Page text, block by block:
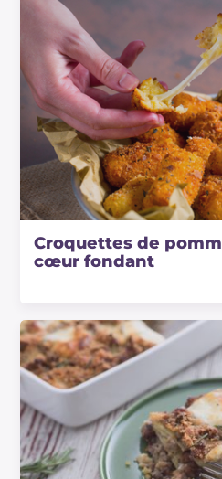
Croquettes de
cœur fondant